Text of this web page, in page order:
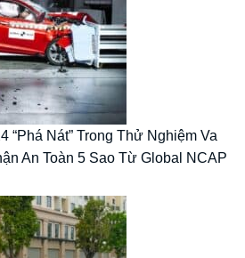
“Phá Nát” Trong Thử Nghiệm Va
An Toàn 5 Sao Từ Global NCAP